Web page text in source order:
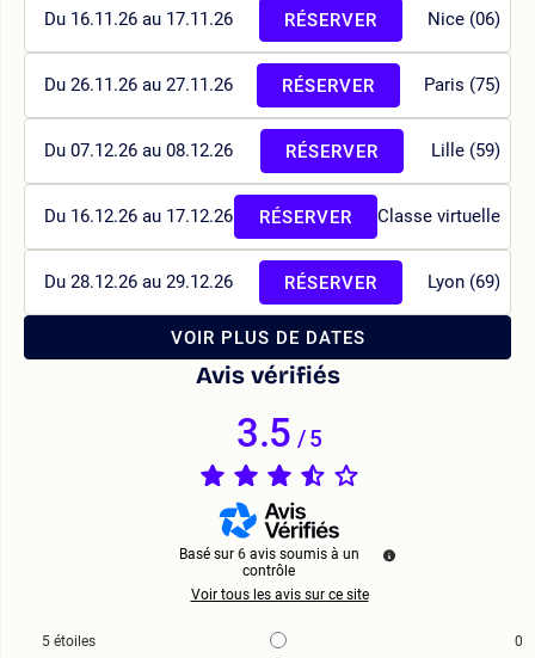
Du 16.11.26 au 17.11.26 Nice (06)
RÉSERVER
Du 26.11.26 au 27.11.26 Paris (75)
RÉSERVER
Du 07.12.26 au 08.12.26 Lille (59)
RÉSERVER
Du 16.12.26 au 17.12.26 Classe virtuelle
RÉSERVER
Du 28.12.26 au 29.12.26 Lyon (69)
RÉSERVER
VOIR PLUS DE DATES
Avis vérifiés
3.5/5
Basé sur 6 avis soumis à un
contrôle
Voir tous les avis sur ce site
5 étoiles
0